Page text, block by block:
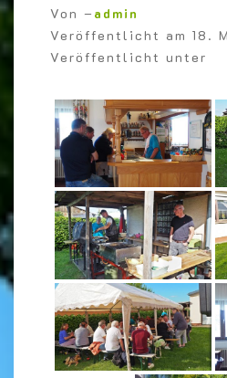
Von – admin
Veröffentlicht am 18.
Veröffentlicht unter